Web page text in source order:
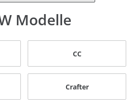
Modelle
CC
Crafter